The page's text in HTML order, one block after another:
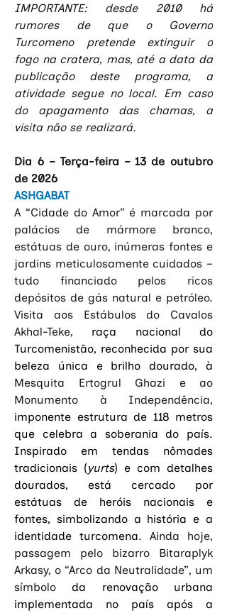
IMPORTANTE: desde 2010 há
rumores de que o Governo
Turcomeno pretende extinguir o
fogo na cratera, mas, até a data da
publicação deste programa, a
atividade segue no local. Em caso
do apagamento das chamas, a
visita não se realizará.
Dia 6 – Terça-feira – 13 de outubro
de 2026
ASHGABAT
A “Cidade do Amor” é marcada por
palácios de mármore branco,
estátuas de ouro, inúmeras fontes e
jardins meticulosamente cuidados –
tudo financiado pelos ricos
depósitos de gás natural e petróleo.
Visita aos Estábulos do Cavalos
Akhal-Teke, raça nacional do
Turcomenistão, reconhecida por sua
Mesquita Ertogrul Ghazi e ao
imponente estrutura de 118 metros
que celebra a soberania do país.
Inspirado em tendas nômades
tradicionais (yurts) e com detalhes
dourados, está cercado por
estátuas de heróis nacionais e
fontes, simbolizando a história e a
identidade turcomena. Ainda hoje,
passagem pelo bizarro Bitaraplyk
Arkasy, o “Arco da Neutralidade”, um
símbolo da renovação urbana
implementada no país após a